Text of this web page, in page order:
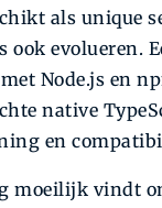
als unique
ook evolueren.
Node.js en
native
en
moeilijk vindt